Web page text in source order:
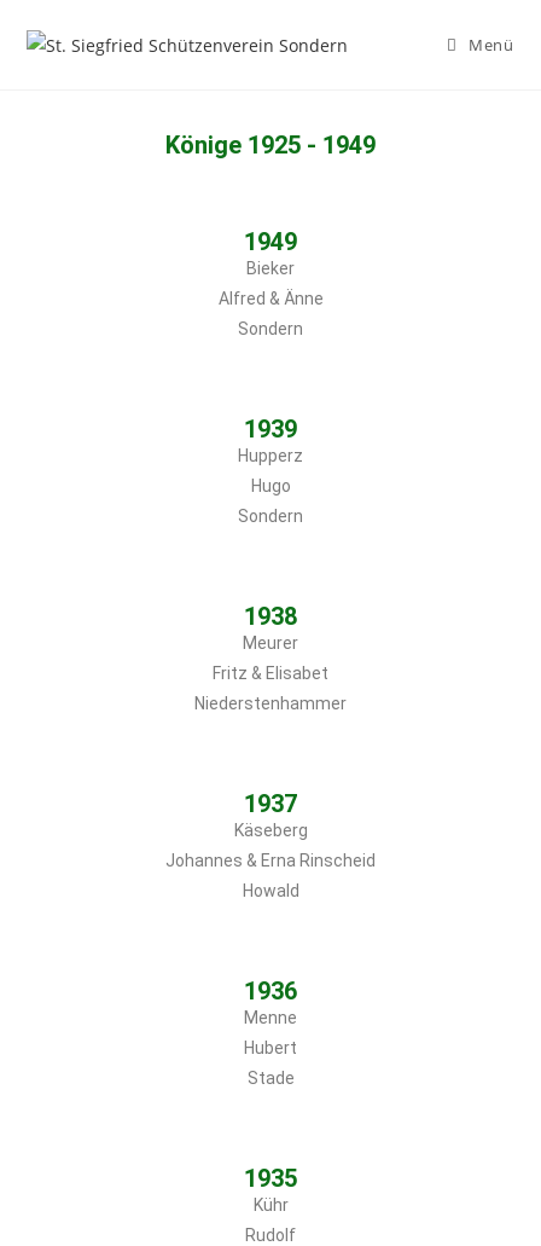
Menü
Könige 1925 - 1949
1949
Bieker
Alfred & Änne
Sondern
1939
Hupperz
Hugo
Sondern
1938
Meurer
Fritz & Elisabet
Niederstenhammer
1937
Käseberg
Johannes & Erna Rinscheid
Howald
1936
Menne
Hubert
Stade
1935
Kühr
Rudolf